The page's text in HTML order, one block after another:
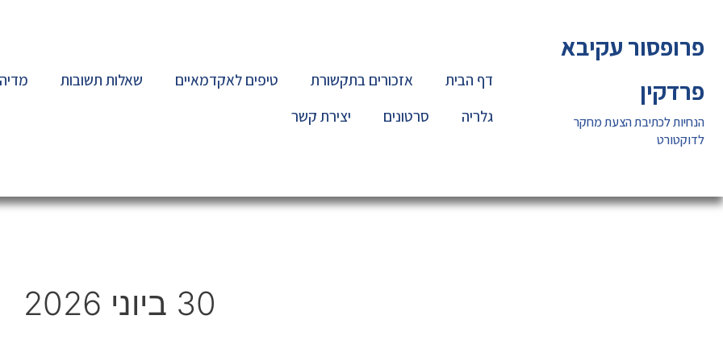
פרופסור עקיבא
פרדקין
הנחיות לכתיבת הצעת מחקר
לדוקטורט
דף הבית אזכורים בתקשורת טיפים לאקדמאיים שאלות תשובות מדיה
גלריה
סרטונים יצירת קשר
30 ביוני 2026